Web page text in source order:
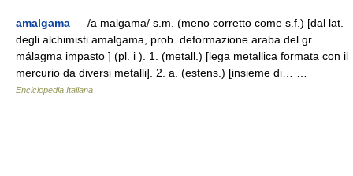
amalgama — /a malgama/ s.m. (meno corretto come s.f.) [dal lat.
degli alchimisti amalgama, prob. deformazione araba del gr.
málagma impasto ] (pl. i ). 1. (metall.) [lega metallica formata con il
mercurio da diversi metalli]. 2. a. (estens.) [insieme di… …
Enciclopedia Italiana